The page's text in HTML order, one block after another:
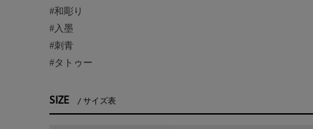
#和彫り
#入墨
#刺青
#タトゥー
SIZE サイズ表